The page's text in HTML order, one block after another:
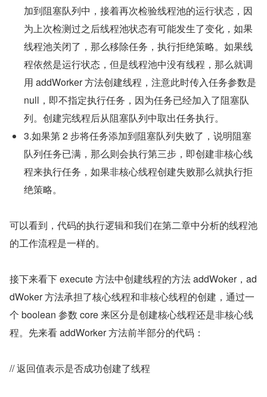
加到阻塞队列中，接着再次检验线程池的运行状态，因
为上次检测过之后线程池状态有可能发生了变化，如果
线程池关闭了，那么移除任务，执行拒绝策略。如果线
程依然是运行状态，但是线程池中没有线程，那么就调
用 addWorker 方法创建线程，注意此时传入任务参数是
null，即不指定执行任务，因为任务已经加入了阻塞队
列。创建完线程后从阻塞队列中取出任务执行。
3.如果第 2 步将任务添加到阻塞队列失败了，说明阻塞
队列任务已满，那么则会执行第三步，即创建非核心线
程来执行任务，如果非核心线程创建失败那么就执行拒
绝策略。
可以看到，代码的执行逻辑和我们在第二章中分析的线程池
的工作流程是一样的。
接下来看下 execute 方法中创建线程的方法 addWoker，ad
dWoker 方法承担了核心线程和非核心线程的创建，通过一
个 boolean 参数 core 来区分是创建核心线程还是非核心线
程。先来看 addWorker 方法前半部分的代码：
// 返回值表示是否成功创建了线程